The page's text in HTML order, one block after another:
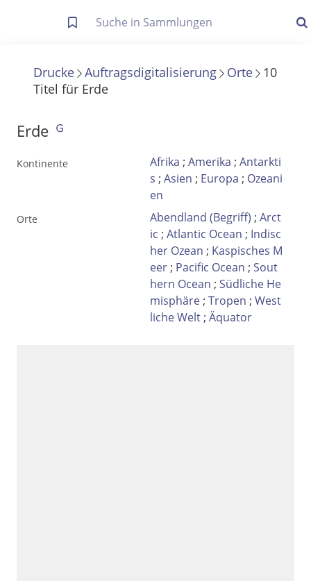
Letzte Trefferliste
Die letzte Trefferliste besteht aus Ihrer letzten Suche, samt
Anzeigen
Info zu Suchanfragen
Drucke Auftragsdigitalisierung Orte
10
Titel für Erde
Erde
Kontinente Afrika ; Amerika ; Antarkti
s ; Asien ; Europa ; Ozeani
en
Orte Abendland (Begriff) ; Arct
ic ; Atlantic Ocean ; Indisc
her Ozean ; Kaspisches M
eer ; Pacific Ocean ; Sout
hern Ocean ; Südliche He
misphäre ; Tropen ; West
liche Welt ; Äquator